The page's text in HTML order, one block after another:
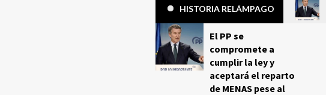
HISTORIA RELÁMPAGO
El PP se
compromete a
cumplir la ley y
aceptará el reparto
de MENAS pese al